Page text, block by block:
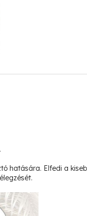
hatására. Elfedi a